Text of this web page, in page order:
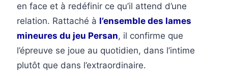
en face et à redéfinir ce qu’il attend d’une
relation. Rattaché à l’ensemble des lames
mineures du jeu Persan, il confirme que
l’épreuve se joue au quotidien, dans l’intime
plutôt que dans l’extraordinaire.